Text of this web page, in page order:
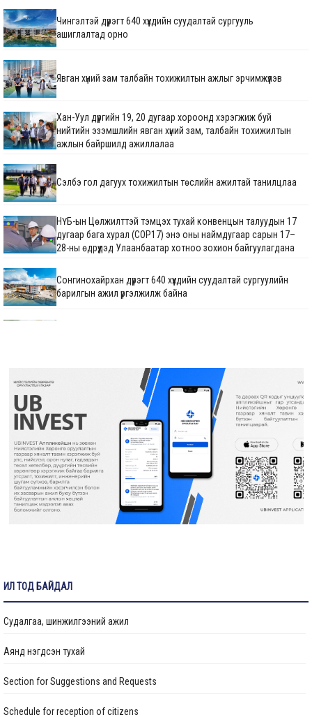
Чингэлтэй дүүрэгт 640 хүүхдийн суудалтай сургууль
ашиглалтад орно
Явган хүний зам талбайн тохижилтын ажлыг эрчимжүүлэв
Хан-Уул дүүргийн 19, 20 дугаар хороонд хэрэгжиж буй
нийтийн эзэмшлийн явган хүний зам, талбайн тохижилтын
ажлын байршилд ажиллалаа
Сэлбэ гол дагуух тохижилтын төслийн ажилтай танилцлаа
НҮБ-ын Цөлжилттэй тэмцэх тухай конвенцын талуудын 17
дугаар бага хурал (COP17) энэ оны наймдугаар сарын 17–
28-ны өдрүүдэд Улаанбаатар хотноо зохион байгуулагдана
Сонгинохайрхан дүүрэгт 640 хүүхдийн суудалтай сургуулийн
барилгын ажил үргэлжилж байна
720 хүүхдийн суудалтай сургуулийн барилгын ажил 60 хувийн
гүйцэтгэлтэй үргэлжилж байна
Нийтийн тээврийн автопаркийн гадна тохижилтын ажлыг
гүйцэтгэж байна
25 дугаар сургуулийн гадна фасад, спорт заалны засварын
ажил үргэлжилж байна
Налайх дүүрэгт боловсрол, эрүүл мэндийн байгууллагуудын
барилгын засвар, шинэчлэлийн ажлууд хийгдэж байна
үргэлжилж байна
“Төрийн албан хаагчийн ашиг сонирхлын зөрчил: Хууль, ёс зүй,
ИЛ ТОД БАЙДАЛ
Судалгаа, шинжилгээний ажил
Аянд нэгдсэн тухай
Section for Suggestions and Requests
Schedule for reception of citizens